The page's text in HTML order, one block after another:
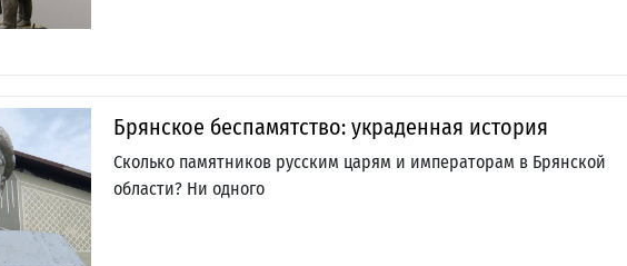
Брянское беспамятство: украденная история
Сколько памятников русским царям и императорам в Брянской
области? Ни одного